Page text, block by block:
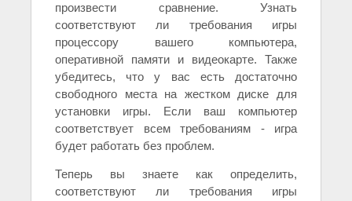
произвести сравнение. Узнать
соответствуют ли требования игры
процессору вашего компьютера,
оперативной памяти и видеокарте. Также
убедитесь, что у вас есть достаточно
свободного места на жестком диске для
установки игры. Если ваш компьютер
соответствует всем требованиям - игра
будет работать без проблем.
Теперь вы знаете как определить,
соответствуют ли требования игры